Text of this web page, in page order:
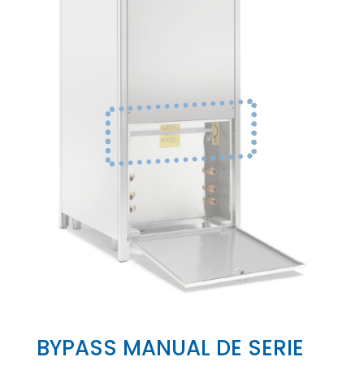
BYPASS MANUAL DE SERIE